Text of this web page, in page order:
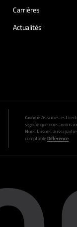
Carrières
Actualités
Axiome Associés est
signifie que nous avons
Nous faisons aussi
comptableDifférence.